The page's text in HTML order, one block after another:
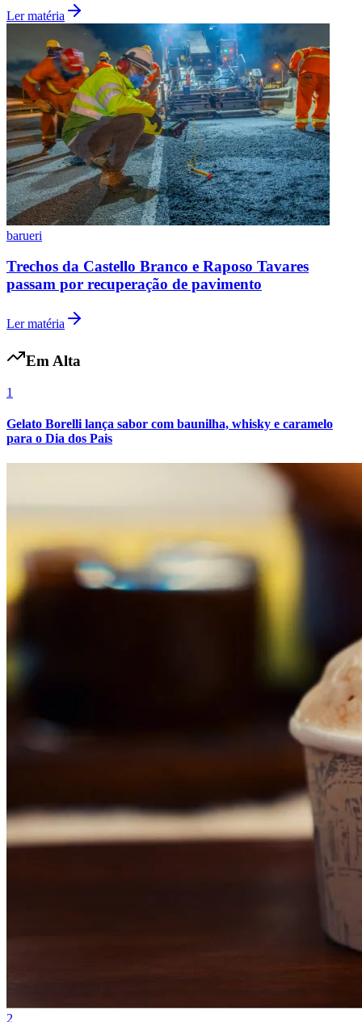
Ler matéria
barueri
Trechos da Castello Branco e Raposo Tavares
passam por recuperação de pavimento
Ler matéria
Em Alta
1
Gelato Borelli lança sabor com baunilha, whisky e caramelo
para o Dia dos Pais
2